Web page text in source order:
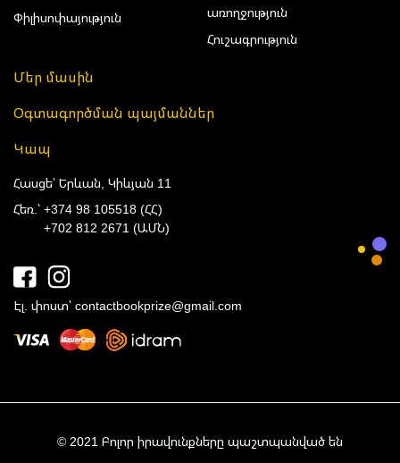
Փիլիսոփայություն
առողջություն
Հուշագրություն
Մեր մասին
Օգտագործման պայմաններ
Կապ
Հասցե՝ Երևան, Կիևյան 11
Հեռ.՝ +374 98 105518 (ՀՀ)
+702 812 2671 (ԱՄՆ)
Էլ. փոստ՝ contactbookprize@gmail.com
© 2021 Բոլոր իրավունքները պաշտպանված են